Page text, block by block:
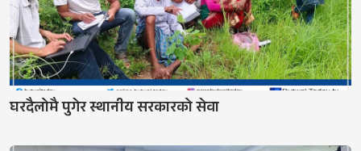
घरदैलोमै पुगेर स्थानीय सरकारको सेवा